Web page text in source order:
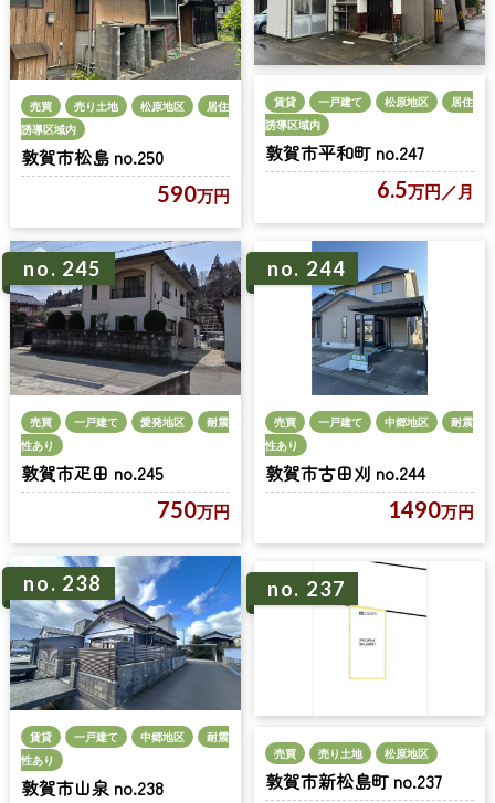
売買 売り土地 松原地区
居住
誘導区域内
敦賀市松島 no.250
590万円
賃貸 一戸建て 松原地区
居住
誘導区域内
敦賀市平和町 no.247
6.5万円 ／月
no. 245
売買 一戸建て 愛発地区
耐震
性あり
敦賀市疋田 no.245
750万円
no. 244
売買 一戸建て 中郷地区
耐震
性あり
敦賀市古田刈 no.244
1490万円
no. 238
賃貸 一戸建て 中郷地区
耐震
性あり
敦賀市山泉 no.238
no. 237
売買 売り土地 松原地区
敦賀市新松島町 no.237